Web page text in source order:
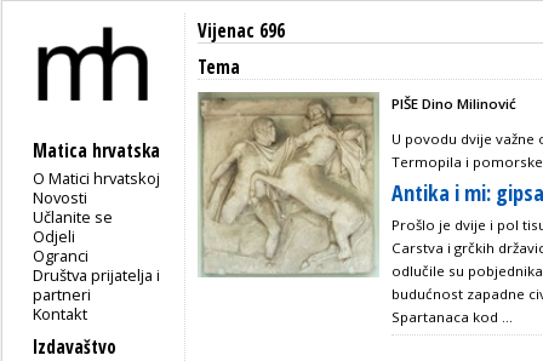
Matica hrvatska
O Matici hrvatskoj
Novosti
Učlanite se
Odjeli
Ogranci
Društva prijatelja i
partneri
Kontakt
Izdavaštvo
Vijenac 696
Tema
PIŠE Dino Milinović
U povodu dvije
Termopila i
Antika i mi:
Prošlo je dvije i pol
Carstva i grčkih
odlučile su
budućnost zapadne
Spartanaca kod ...